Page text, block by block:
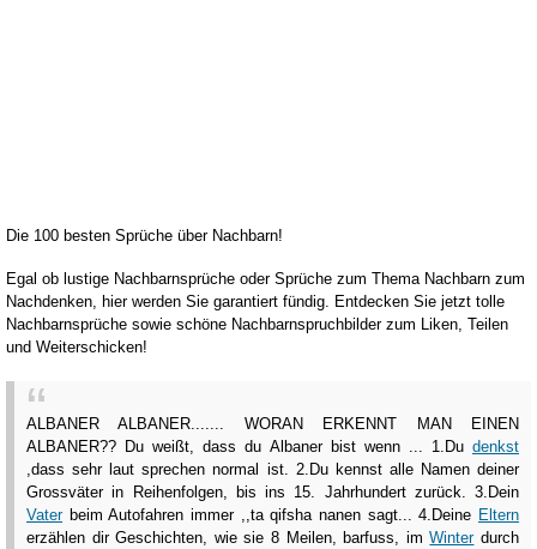
Die 100 besten Sprüche über Nachbarn!
Egal ob lustige Nachbarnsprüche oder Sprüche zum Thema Nachbarn zum
Nachdenken, hier werden Sie garantiert fündig. Entdecken Sie jetzt tolle
Nachbarnsprüche sowie schöne Nachbarnspruchbilder zum Liken, Teilen
und Weiterschicken!
ALBANER ALBANER....... WORAN ERKENNT MAN EINEN
ALBANER?? Du weißt, dass du Albaner bist wenn ... 1.Du denkst
,dass sehr laut sprechen normal ist. 2.Du kennst alle Namen deiner
Grossväter in Reihenfolgen, bis ins 15. Jahrhundert zurück. 3.Dein
Vaterbeim Autofahren immer ,,ta qifsha nanen sagt... 4.Deine Eltern
erzählen dir Geschichten, wie sie 8 Meilen, barfuss, imWinterdurch